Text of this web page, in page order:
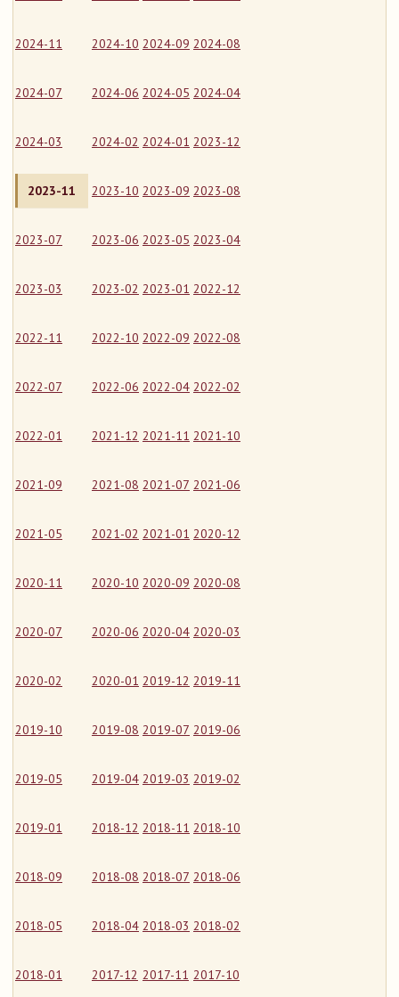
2024-11 2024-10 2024-09 2024-08
2024-07 2024-06 2024-05 2024-04
2024-03 2024-02 2024-01 2023-12
2023-11 2023-10 2023-09 2023-08
2023-07 2023-06 2023-05 2023-04
2023-03 2023-02 2023-01 2022-12
2022-11 2022-10 2022-09 2022-08
2022-07 2022-06 2022-04 2022-02
2022-01 2021-12 2021-11 2021-10
2021-09 2021-08 2021-07 2021-06
2021-05 2021-02 2021-01 2020-12
2020-11 2020-10 2020-09 2020-08
2020-07 2020-06 2020-04 2020-03
2020-02 2020-01 2019-12 2019-11
2019-10 2019-08 2019-07 2019-06
2019-05 2019-04 2019-03 2019-02
2019-01 2018-12 2018-11 2018-10
2018-09 2018-08 2018-07 2018-06
2018-05 2018-04 2018-03 2018-02
2018-01 2017-12 2017-11 2017-10